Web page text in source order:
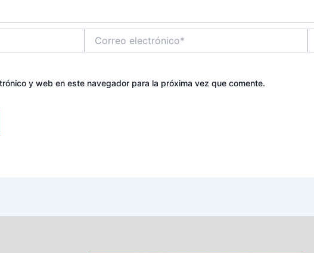
electrónico*
y web en este navegador para la próxima vez que comente.